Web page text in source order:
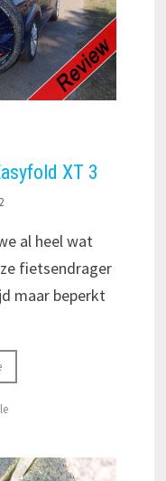
XT 3
al heel wat
fietsendrager
maar beperkt